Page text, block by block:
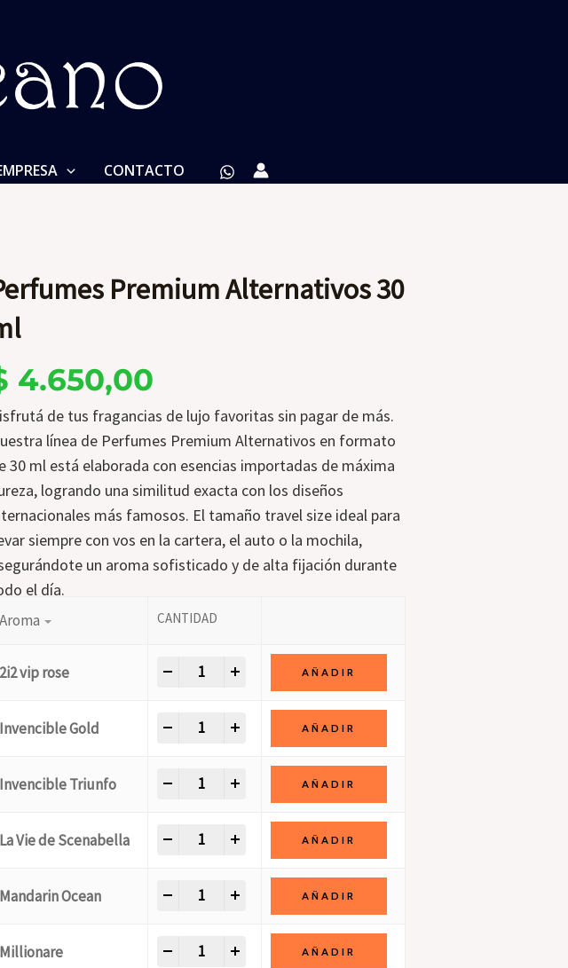
CONTACTO
Premium Alternativos 30
4.650,00
de tus fragancias de lujo favoritas sin pagar de más.
línea de Perfumes Premium Alternativos en formato
30 ml está elaborada con esencias importadas de máxima
logrando una similitud exacta con los diseños
más famosos. El tamaño travel size ideal para
siempre con vos en la cartera, el auto o la mochila,
un aroma sofisticado y de alta fijación durante
el día.
Aroma
2i2 vip rose AÑADIR
Invencible Gold AÑADIR
Invencible Triunfo AÑADIR
La Vie de Scenabella
- AÑADIR
Mandarin Ocean AÑADIR
Millionare AÑADIR